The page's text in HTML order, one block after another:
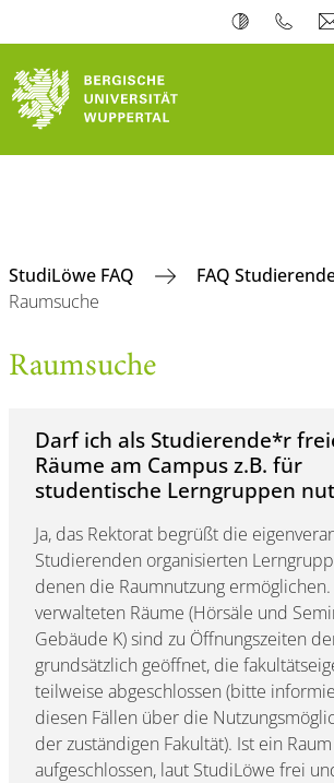
StudiLöwe FAQ
FAQ
Raumsuche
Raumsuche
Darf ich als Studierende*r
Räume am Campus z.B. für
studentische Lerngruppen
Ja, das Rektorat begrüßt die
Studierenden organisierten
denen die Raumnutzung
verwalteten Räume (Hörsäle und
Gebäude K) sind zu Öffnungszeiten
grundsätzlich geöffnet, die
teilweise abgeschlossen (bitte
diesen Fällen über die
der zuständigen Fakultät). Ist ein Raum
aufgeschlossen, laut StudiLöwe frei